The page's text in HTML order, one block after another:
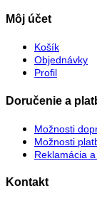
Môj účet
Košík
Objednávky
Profil
Doručenie a
Možnosti
Možnosti
Reklamácia
Kontakt